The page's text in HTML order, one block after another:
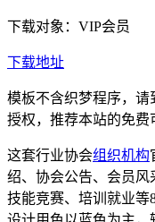
下载对象：VIP会员
下载地址
模板不含织梦程序，请
授权，推荐本站的免费
这套行业协会组织机构
绍、协会公告、会员风
技能竞赛、培训就业等